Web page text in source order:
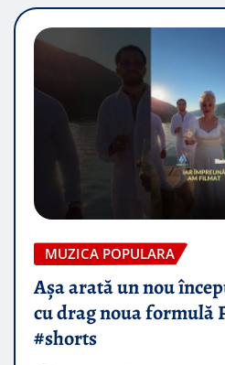
MUZICA POPULARA
Așa arată un nou
cu drag noua formulă
#shorts